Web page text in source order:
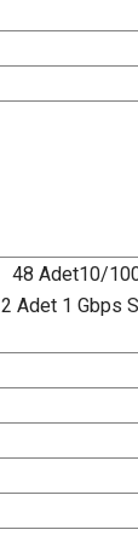
48 Adet10/
2 Adet 1 Gbps